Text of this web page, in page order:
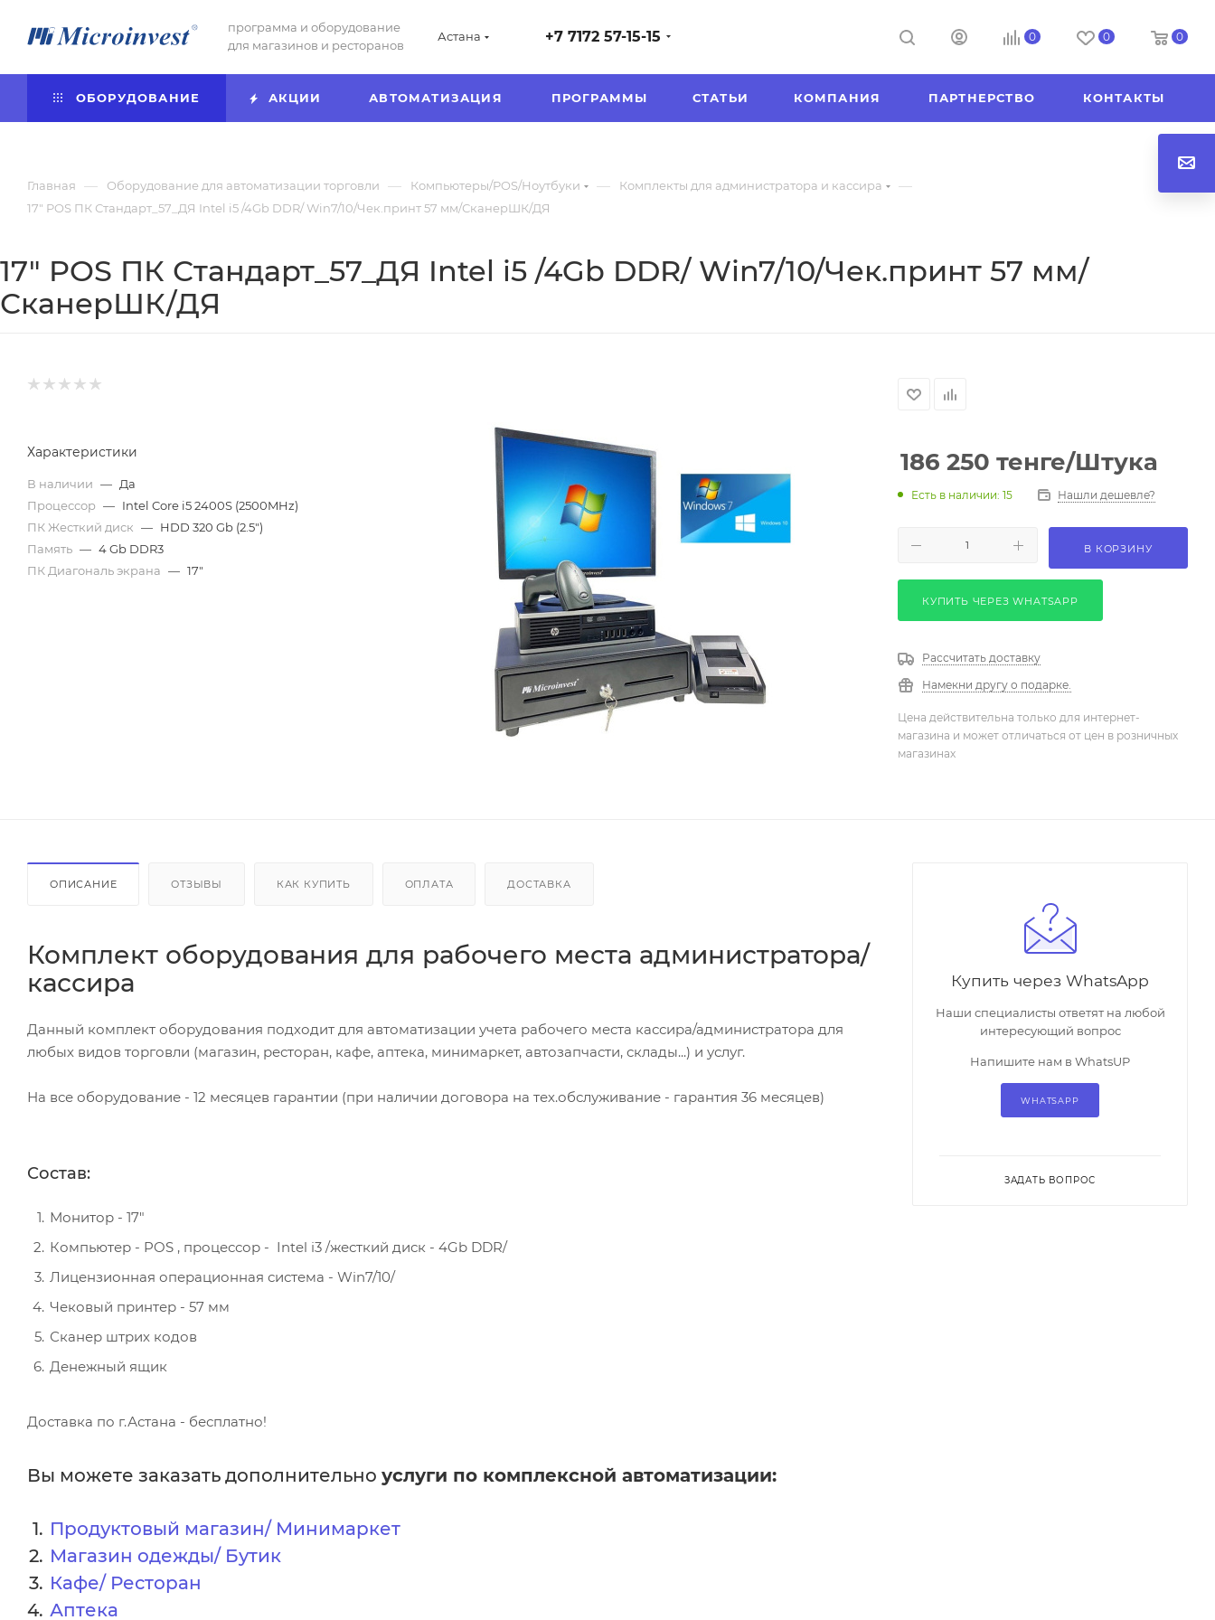
программа и оборудование
для магазинов и ресторанов
Астана +7 7172 57-15-15 0 0 0
ОБОРУДОВАНИЕ АКЦИИ АВТОМАТИЗАЦИЯ ПРОГРАММЫ СТАТЬИ КОМПАНИЯ ПАРТНЕРСТВО КОНТАКТЫ
Главная — Оборудование для автоматизации торговли — Компьютеры/POS/Ноутбуки — Комплекты для администратора и кассира —
17" POS ПК Стандарт_57_ДЯ Intel i5 /4Gb DDR/ Win7/10/Чек.принт 57 мм/СканерШК/ДЯ
17" POS ПК Стандарт_57_ДЯ Intel i5 /4Gb DDR/ Win7/10/Чек.принт 57 мм/
СканерШК/ДЯ
Характеристики
В наличии — Да
Процессор — Intel Core i5 2400S (2500MHz)
ПК Жесткий диск — HDD 320 Gb (2.5")
Память — 4 Gb DDR3
ПК Диагональ экрана — 17"
186 250 тенге/Штука
Есть в наличии: 15 Нашли дешевле?
В КОРЗИНУ
КУПИТЬ ЧЕРЕЗ WHATSAPP
Рассчитать доставку
Намекни другу о подарке.
Цена действительна только для интернет-
магазина и может отличаться от цен в розничных
магазинах
ОПИСАНИЕ ОТЗЫВЫ КАК КУПИТЬ ОПЛАТА ДОСТАВКА
Комплект оборудования для рабочего места администратора/
кассира
Данный комплект оборудования подходит для автоматизации учета рабочего места кассира/администратора для
любых видов торговли (магазин, ресторан, кафе, аптека, минимаркет, автозапчасти, склады...) и услуг.
На все оборудование - 12 месяцев гарантии (при наличии договора на тех.обслуживание - гарантия 36 месяцев)
Состав:
Монитор - 17"
Компьютер - POS , процессор - Intel i3 /жесткий диск - 4Gb DDR/
Лицензионная операционная система - Win7/10/
Чековый принтер - 57 мм
Сканер штрих кодов
Денежный ящик
Доставка по г.Астана - бесплатно!
Вы можете заказать дополнительно услуги по комплексной автоматизации:
Продуктовый магазин/ Минимаркет
Магазин одежды/ Бутик
Кафе/ Ресторан
Аптека
Купить через WhatsApp
Наши специалисты ответят на любой
интересующий вопрос
Напишите нам в WhatsUP
WHATSAPP
ЗАДАТЬ ВОПРОС